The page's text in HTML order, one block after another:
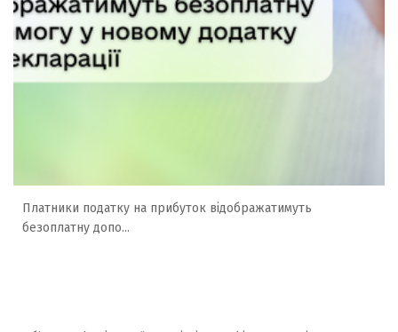
Платники податку на прибуток відображатимуть
безоплатну допо...